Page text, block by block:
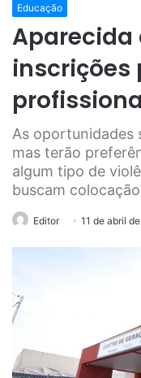
Educação
Aparecida
inscrições
As oportunidades
mas terão
algum tipo de
buscam
Editor 11 de abril